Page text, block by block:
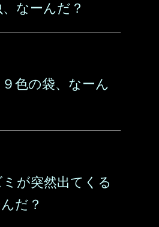
なーんだ？
色の袋、なーん
が突然出てくる
だ？